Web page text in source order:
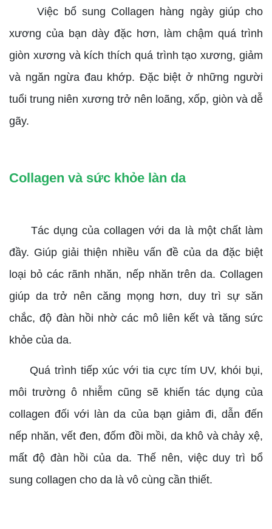
Việc bổ sung Collagen hàng ngày giúp cho
xương của bạn dày đặc hơn, làm chậm quá trình
giòn xương và kích thích quá trình tạo xương, giảm
và ngăn ngừa đau khớp. Đặc biệt ở những người
tuổi trung niên xương trở nên loãng, xốp, giòn và dễ
gãy.
Collagen và sức khỏe làn da
Tác dụng của collagen với da là một chất làm
đầy. Giúp giải thiện nhiều vấn đề của da đặc biệt
loại bỏ các rãnh nhăn, nếp nhăn trên da. Collagen
giúp da trở nên căng mọng hơn, duy trì sự săn
chắc, độ đàn hồi nhờ các mô liên kết và tăng sức
khỏe của da.
Quá trình tiếp xúc với tia cực tím UV, khói bụi,
môi trường ô nhiễm cũng sẽ khiến tác dụng của
collagen đối với làn da của bạn giảm đi, dẫn đến
nếp nhăn, vết đen, đốm đồi mồi, da khô và chảy xệ,
mất độ đàn hồi của da. Thế nên, việc duy trì bổ
sung collagen cho da là vô cùng cần thiết.